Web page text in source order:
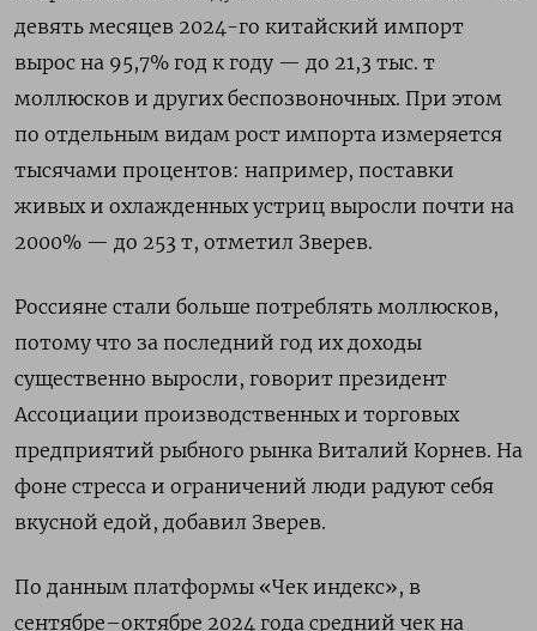
девять месяцев 2024-го китайский импорт
вырос на 95,7% год к году — до 21,3 тыс. т
моллюсков и других беспозвоночных. При этом
по отдельным видам рост импорта измеряется
тысячами процентов: например, поставки
живых и охлажденных устриц выросли почти на
2000% — до 253 т, отметил Зверев.
Россияне стали больше потреблять моллюсков,
потому что за последний год их доходы
существенно выросли, говорит президент
Ассоциации производственных и торговых
предприятий рыбного рынка Виталий Корнев. На
фоне стресса и ограничений люди радуют себя
вкусной едой, добавил Зверев.
По данным платформы «Чек индекс», в
сентябре–октябре 2024 года средний чек на